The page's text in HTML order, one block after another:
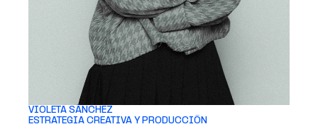
VIOLETA SÁNCHEZ
ESTRATEGIA CREATIVA Y PRODUCCIÓN